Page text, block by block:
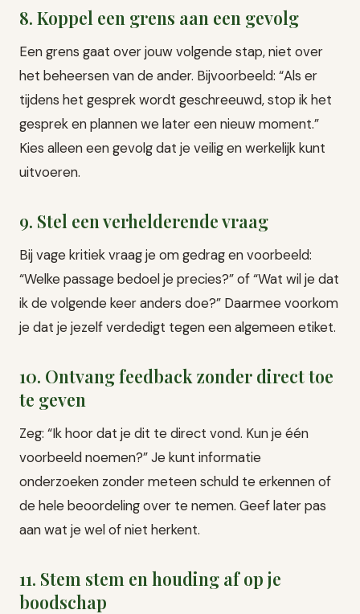
8. Koppel een grens aan een gevolg
Een grens gaat over jouw volgende stap, niet over
het beheersen van de ander. Bijvoorbeeld: “Als er
tijdens het gesprek wordt geschreeuwd, stop ik het
gesprek en plannen we later een nieuw moment.”
Kies alleen een gevolg dat je veilig en werkelijk kunt
uitvoeren.
9. Stel een verhelderende vraag
Bij vage kritiek vraag je om gedrag en voorbeeld:
“Welke passage bedoel je precies?” of “Wat wil je dat
ik de volgende keer anders doe?” Daarmee voorkom
je dat je jezelf verdedigt tegen een algemeen etiket.
10. Ontvang feedback zonder direct toe
te geven
Zeg: “Ik hoor dat je dit te direct vond. Kun je één
voorbeeld noemen?” Je kunt informatie
onderzoeken zonder meteen schuld te erkennen of
de hele beoordeling over te nemen. Geef later pas
aan wat je wel of niet herkent.
11. Stem stem en houding af op je
boodschap